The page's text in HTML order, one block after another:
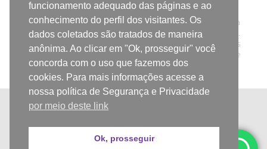
RIVESTI REVESTIMENTOS ECOLÓGICOS
Todos os preços e condições deste site são válidos apenas para
compras na loja online e não se aplicam aos Pontos de Venda.
Destacamos que os preços previstos no site prevalecem aos
demais anunciados em outros meios de comunicação e sites de
buscas.
funcionamento adequado das páginas e ao
conhecimento do perfil dos visitantes. Os
dados coletados são tratados de maneira
anônima. Ao clicar em "Ok, prosseguir" você
concorda com o uso que fazemos dos
cookies. Para mais informações acesse a
nossa política de Segurança e Privacidade
por meio deste link
Ok, prosseguir